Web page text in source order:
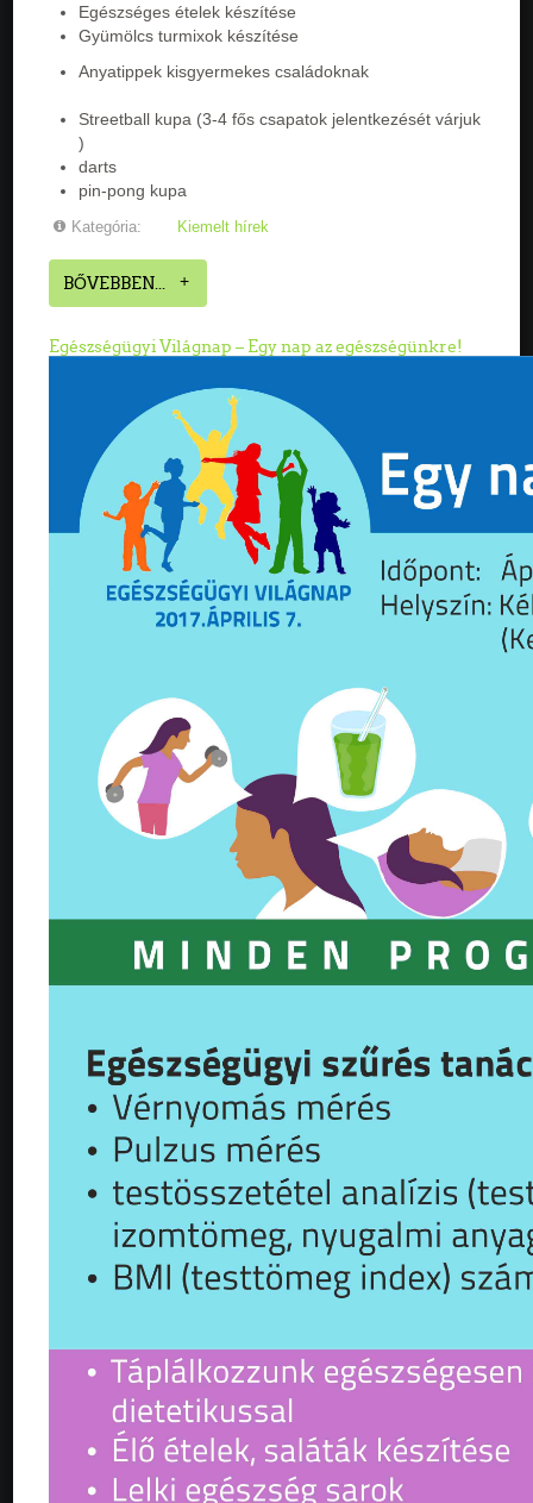
Egészséges ételek készítése
Gyümölcs turmixok készítése
Anyatippek kisgyermekes családoknak
Streetball kupa (3-4 fős csapatok jelentkezését várjuk
)
darts
pin-pong kupa
Kategória: Kiemelt hírek
BŐVEBBEN...
Egészségügyi Világnap – Egy nap az egészségünkre!